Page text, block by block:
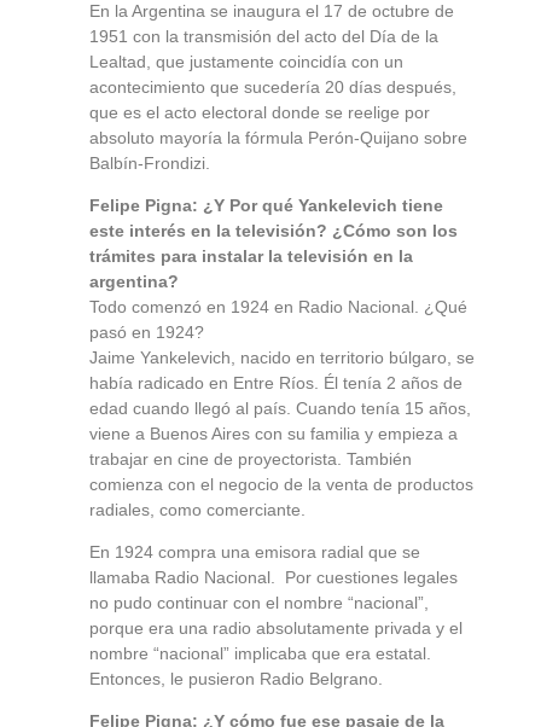
En la Argentina se inaugura el 17 de octubre de
1951 con la transmisión del acto del Día de la
Lealtad, que justamente coincidía con un
acontecimiento que sucedería 20 días después,
que es el acto electoral donde se reelige por
absoluto mayoría la fórmula Perón-Quijano sobre
Balbín-Frondizi.
Felipe Pigna: ¿Y Por qué Yankelevich tiene
este interés en la televisión? ¿Cómo son los
trámites para instalar la televisión en la
argentina?
Todo comenzó en 1924 en Radio Nacional. ¿Qué
pasó en 1924?
Jaime Yankelevich, nacido en territorio búlgaro, se
había radicado en Entre Ríos. Él tenía 2 años de
edad cuando llegó al país. Cuando tenía 15 años,
viene a Buenos Aires con su familia y empieza a
trabajar en cine de proyectorista. También
comienza con el negocio de la venta de productos
radiales, como comerciante.
En 1924 compra una emisora radial que se
llamaba Radio Nacional. Por cuestiones legales
no pudo continuar con el nombre “nacional”,
porque era una radio absolutamente privada y el
nombre “nacional” implicaba que era estatal.
Entonces, le pusieron Radio Belgrano.
Felipe Pigna: ¿Y cómo fue ese pasaje de la